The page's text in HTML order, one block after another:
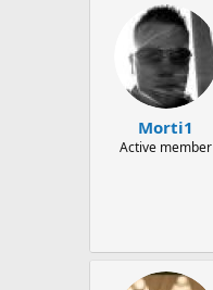
Morti1
Active member